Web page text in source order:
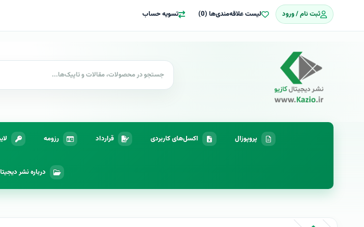
ثبت نام / ورود لیست علاقه‌مندی‌ها (0) تسویه حساب
پروپوزال اکسل‌های کاربردی قرارداد رزومه
درباره نشر